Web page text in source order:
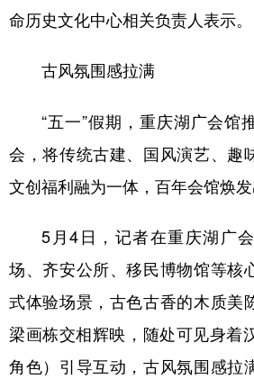
命历史文化中心相关负责人表示。
古风氛围感拉满
“五一”假期，重庆湖广会馆
会，将传统古建、国风演艺、趣
文创福利融为一体，百年会馆焕发
5月4日，记者在重庆湖广会
场、齐安公所、移民博物馆等核
式体验场景，古色古香的木质美
梁画栋交相辉映，随处可见身着
角色）引导互动，古风氛围感拉